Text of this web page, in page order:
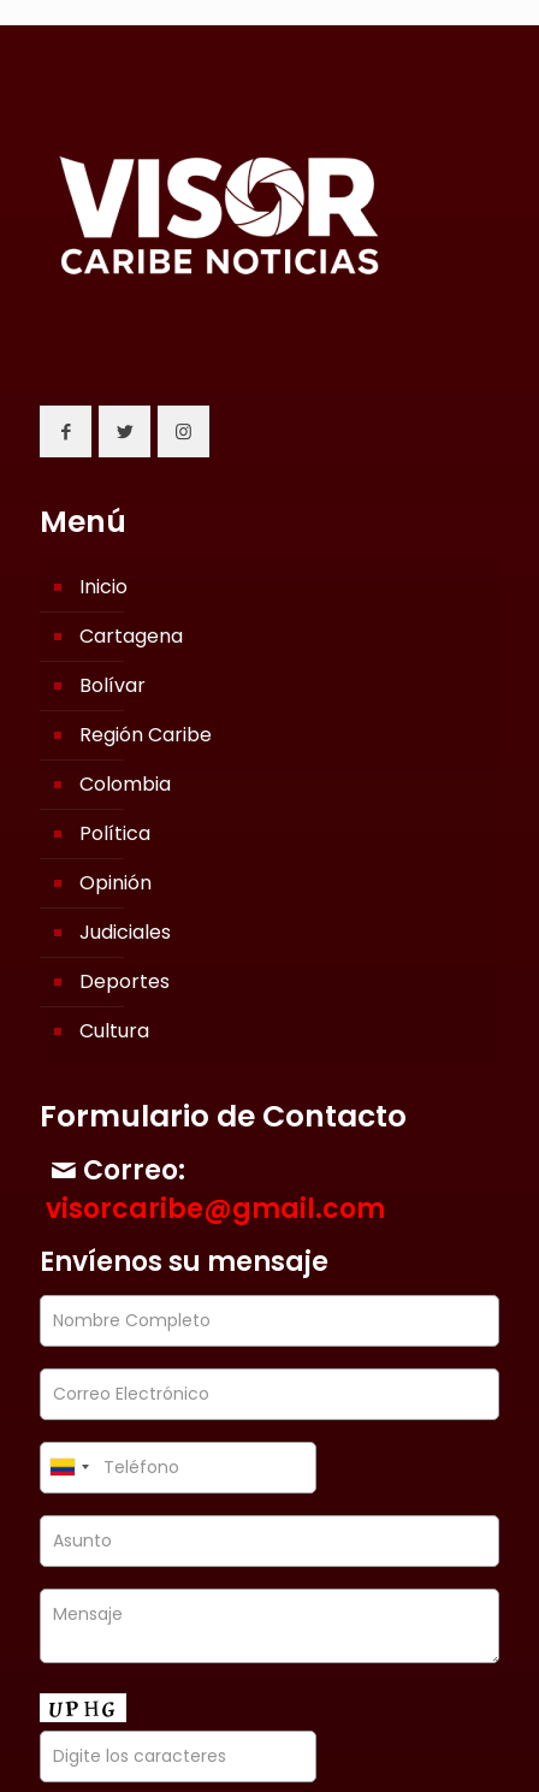
Menú
Inicio
Cartagena
Bolívar
Región Caribe
Colombia
Política
Opinión
Judiciales
Deportes
Cultura
Formulario de Contacto
Correo:
visorcaribe@gmail.com
Envíenos su mensaje